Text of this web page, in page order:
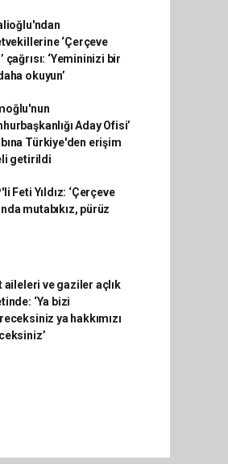
‘Çerçeve
çağrısı: ‘Yemininizi bir
okuyun’
Aday Ofisi’
Türkiye'den erişim
getirildi
Feti Yıldız: ‘Çerçeve
mutabıkız, pürüz
aileleri ve gaziler açlık
‘Ya bizi
ya hakkımızı